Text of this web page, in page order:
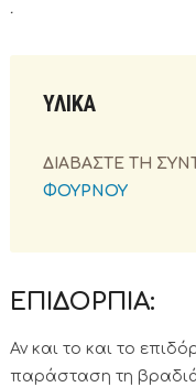
.
ΥΛΙΚΑ
ΔΙΑΒΑΣΤΕ ΤΗ
ΦΟΥΡΝΟΥ
ΕΠΙΔΟΡΠΙΑ:
Αν και το και το
παράσταση τη βραδιά